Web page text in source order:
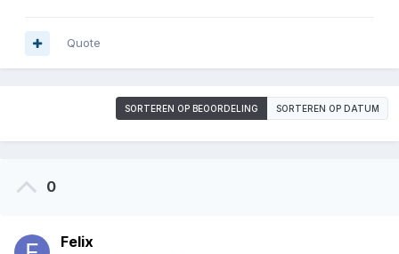
Quote
SORTEREN OP BEOORDELING SORTEREN OP DATUM
0
Felix